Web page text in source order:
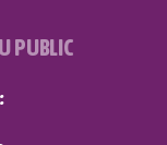
PUBLIC